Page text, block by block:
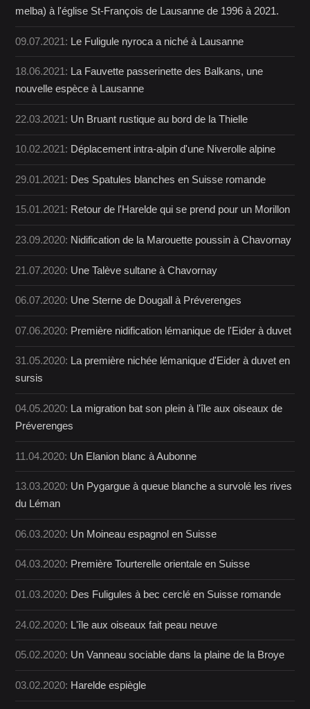
melba) à l'église St-François de Lausanne de 1996 à 2021.
09.07.2021: Le Fuligule nyroca a niché à Lausanne
18.06.2021: La Fauvette passerinette des Balkans, une
nouvelle espèce à Lausanne
22.03.2021: Un Bruant rustique au bord de la Thielle
10.02.2021: Déplacement intra-alpin d'une Niverolle alpine
29.01.2021: Des Spatules blanches en Suisse romande
15.01.2021: Retour de l'Harelde qui se prend pour un Morillon
23.09.2020: Nidification de la Marouette poussin à Chavornay
21.07.2020: Une Talève sultane à Chavornay
06.07.2020: Une Sterne de Dougall à Préverenges
07.06.2020: Première nidification lémanique de l'Eider à duvet
31.05.2020: La première nichée lémanique d'Eider à duvet en
sursis
04.05.2020: La migration bat son plein à l'île aux oiseaux de
Préverenges
11.04.2020: Un Elanion blanc à Aubonne
13.03.2020: Un Pygargue à queue blanche a survolé les rives
du Léman
06.03.2020: Un Moineau espagnol en Suisse
04.03.2020: Première Tourterelle orientale en Suisse
01.03.2020: Des Fuligules à bec cerclé en Suisse romande
24.02.2020: L'île aux oiseaux fait peau neuve
05.02.2020: Un Vanneau sociable dans la plaine de la Broye
03.02.2020: Harelde espiègle